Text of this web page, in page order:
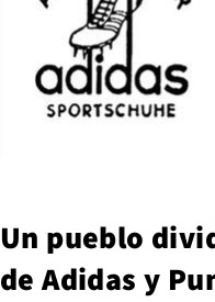
Un pueblo
de Adidas y